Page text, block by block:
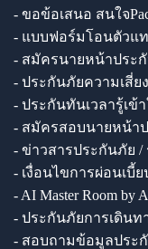
- ขอข้อเสนอ สนใจ
- แบบฟอร์มโอนตัวแ
- สมัครนายหน้าประ
- ประกันภัยความเสี่
- ประกันทันเวลารู้เข้
- สมัครสอบนายหน้า
- ข่าวสารประกันภัย /
- เงื่อนไขการผ่อนเบี้
- AI Master Room by
- ประกันภัยการเดิน
- สอบถามข้อมูลประ